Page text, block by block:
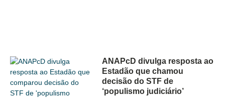
ANAPcD divulga resposta ao
Estadão que chamou
decisão do STF de
‘populismo judiciário’